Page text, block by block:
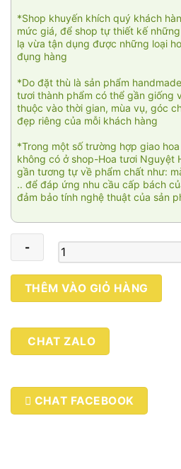
*Shop khuyến khích quý khách
mức giá, để shop tự thiết kế
lạ vừa tận dụng được những loại
đụng hàng
*Do đặt thù là sản phẩm
tươi thành phẩm có thể gần giống
thuộc vào thời gian, mùa vụ, góc
đẹp riêng của mỗi khách hàng
*Trong một số trường hợp giao
không có ở shop-Hoa tươi Nguyệt
gần tương tự về phẩm chất như:
.. để đáp ứng nhu cầu cấp bách
đảm bảo tính nghệ thuật của sản
Đóa
hoa
001
THÊM VÀO GIỎ HÀNG
CHAT ZALO
CHAT FACEBOOK